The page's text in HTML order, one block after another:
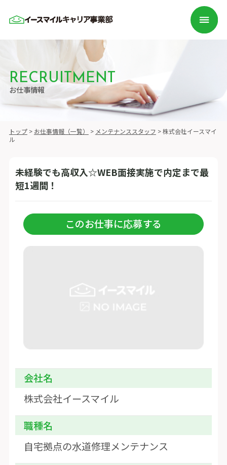
RECRUITMENT
お仕事情報
トップ> お仕事情報（一覧） > メンテナンススタッフ >株式会社イースマイ
ル
未経験でも高収入☆WEB面接実施で内定まで最
短1週間！
このお仕事に応募する
会社名
株式会社イースマイル
職種名
自宅拠点の水道修理メンテナンス